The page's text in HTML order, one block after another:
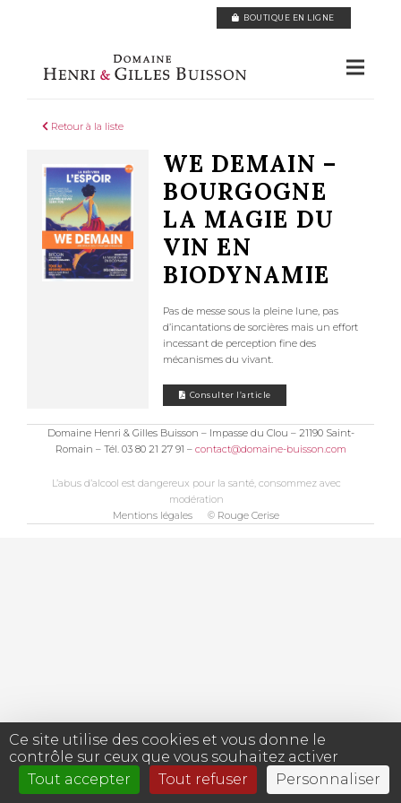
BOUTIQUE EN LIGNE
Retour à la liste
WE DEMAIN –
BOURGOGNE
LA MAGIE DU
VIN EN
BIODYNAMIE
Pas de messe sous la pleine lune, pas
d’incantations de sorcières mais un effort
incessant de perception fine des
mécanismes du vivant.
Consulter l’article
Domaine Henri & Gilles Buisson – Impasse du Clou – 21190 Saint-
Romain – Tél. 03 80 21 27 91 – contact@domaine-buisson.com
L’abus d’alcool est dangereux pour la santé, consommez avec
modération
Mentions légales
© Rouge Cerise
Ce site utilise des cookies et vous donne le
contrôle sur ceux que vous souhaitez activer
Tout accepter
Tout refuser Personnaliser